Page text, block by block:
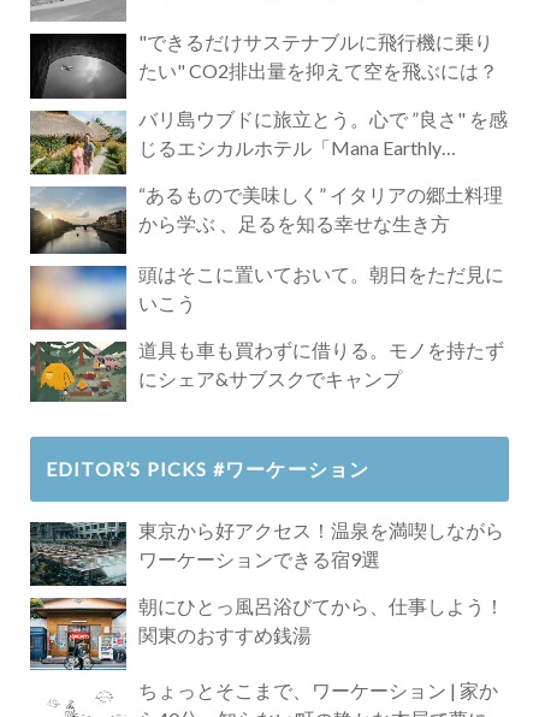
"できるだけサステナブルに飛行機に乗り
たい" CO2排出量を抑えて空を飛ぶには？
バリ島ウブドに旅立とう。心で ”良さ" を感
じるエシカルホテル「Mana Earthly
“あるもので美味しく” イタリアの郷土料理
から学ぶ 、足るを知る幸せな生き方
頭はそこに置いておいて。朝日をただ見に
いこう
道具も車も買わずに借りる。モノを持たず
にシェア&サブスクでキャンプ
EDITOR’S PICKS #ワーケーション
東京から好アクセス！温泉を満喫しながら
ワーケーションできる宿9選
朝にひとっ風呂浴びてから、仕事しよう！
関東のおすすめ銭湯
ちょっとそこまで、ワーケーション | 家か